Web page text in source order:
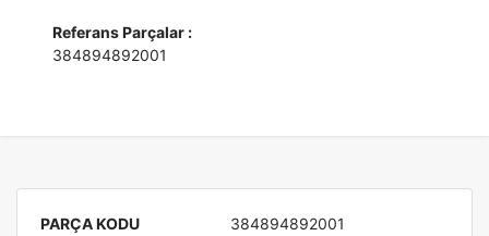
Referans Parçalar :
384894892001
PARÇA KODU
384894892001